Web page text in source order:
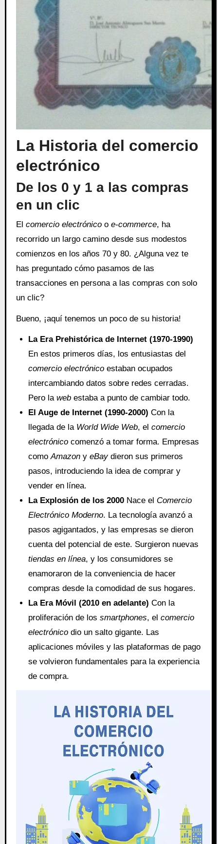
La Historia del comercio
electrónico
De los 0 y 1 a las compras
en un clic
El comercio electrónicoo e-commerce, ha
recorrido un largo camino desde sus modestos
comienzos en los años 70 y 80. ¿Alguna vez te
has preguntado cómo pasamos de las
transacciones en persona a las compras con solo
un clic?
Bueno, ¡aquí tenemos un poco de su historia!
La Era Prehistórica de Internet (1970-1990)
En estos primeros días, los entusiastas del
comercio electrónico estaban ocupados
intercambiando datos sobre redes cerradas.
Pero laweb estaba a punto de cambiar todo.
El Auge de Internet (1990-2000) Con la
llegada de la World Wide Web, elcomercio
electrónico comenzó a tomar forma. Empresas
comoAmazon yeBaydieron sus primeros
pasos, introduciendo la idea de comprar y
vender en línea.
La Explosión de los 2000 Nace el Comercio
Electrónico Moderno. La tecnología avanzó a
pasos agigantados, y las empresas se dieron
cuenta del potencial de este. Surgieron nuevas
tiendas en línea, y los consumidores se
enamoraron de la conveniencia de hacer
compras desde la comodidad de sus hogares.
La Era Móvil (2010 en adelante) Con la
proliferación de lossmartphones, elcomercio
electrónico dio un salto gigante. Las
aplicaciones móviles y las plataformas de pago
se volvieron fundamentales para la experiencia
de compra.